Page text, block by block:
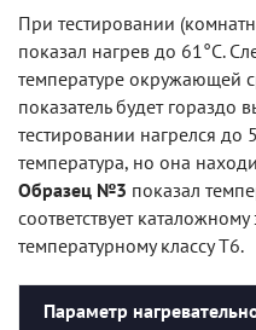
При тестировании
показал нагрев до 61°С.
температуре окружающей
показатель будет гораздо
тестировании нагрелся до
температура, но она
Образец №3 показал
соответствует
температурному классу Т6.
Параметр